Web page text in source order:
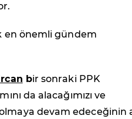
en önemli gündem
bir sonraki PPK
da alacağımızı ve
devam edeceğinin